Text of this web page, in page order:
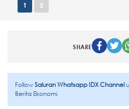
1 2
SHARE
FollowSaluran Whatsapp IDX Channel
Berita Ekonomi